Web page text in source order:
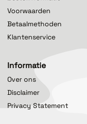
Voorwaarden
Betaalmethoden
Klantenservice
Informatie
Over ons
Disclaimer
Privacy Statement